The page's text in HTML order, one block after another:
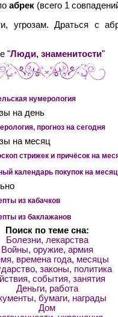
абрек (всего 1
угрозам. Драться с
"Люди, знаменитости"
нумерология
на день
прогноз на сегодня
на месяц
стрижек и причёсок на
календарь покупок на месяц
из кабачков
из баклажанов
Поиск по теме сна:
Болезни, лекарства
Войны, оружие, армия
времена года, месяцы
законы, политика
события, занятия
Деньги, работа
бумаги, награды
Дом